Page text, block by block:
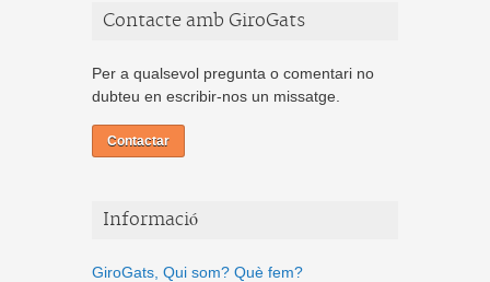
Contacte amb GiroGats
Per a qualsevol pregunta o comentari no
dubteu en escribir-nos un missatge.
Contactar
Informació
GiroGats, Qui som? Què fem?